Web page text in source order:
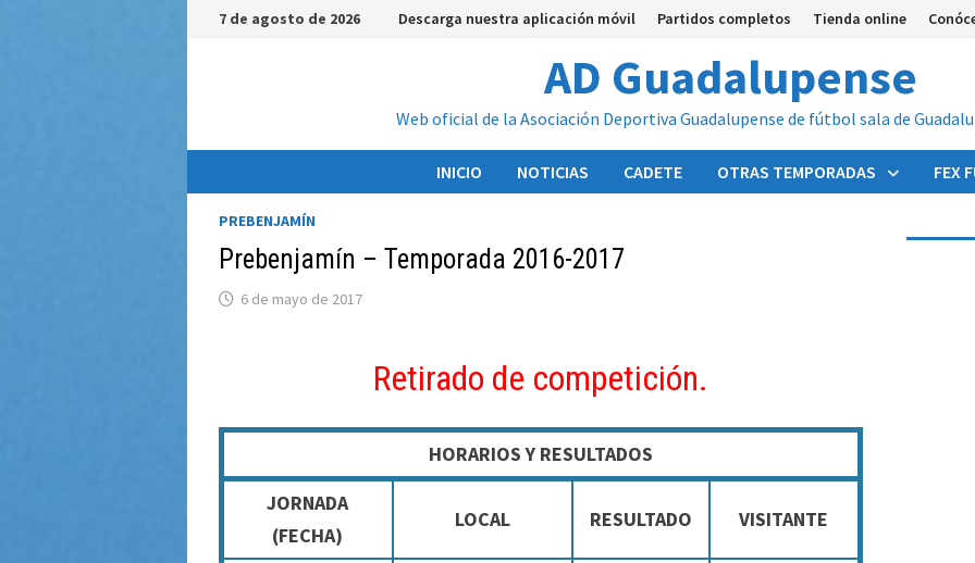
Saltar7 de agosto de 2026 Descarga nuestra aplicación móvil Partidos completos Tienda online
AD Guadalupense
Web oficial de la Asociación Deportiva Guadalupense de fútbol sala de
INICIO NOTICIAS CADETE OTRAS TEMPORADAS FEX
PREBENJAMÍN
Prebenjamín – Temporada 2016-2017
6 de mayo de 2017
Retirado de competición.
HORARIOS Y RESULTADOS
JORNADA
(FECHA)
LOCAL RESULTADO VISITANTE